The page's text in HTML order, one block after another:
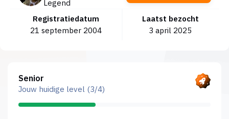
Legend
Registratiedatum
21 september 2004
Laatst bezocht
3 april 2025
Senior
Jouw huidige level (3/4)